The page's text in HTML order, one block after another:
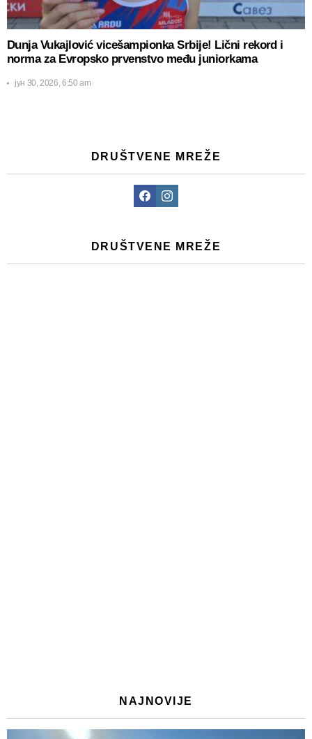
Dunja Vukajlović vicešampionka Srbije! Lični rekord i
norma za Evropsko prvenstvo među juniorkama
јун 30, 2026, 6:50 am
DRUŠTVENE MREŽE
FacebookInstagram
DRUŠTVENE MREŽE
NAJNOVIJE